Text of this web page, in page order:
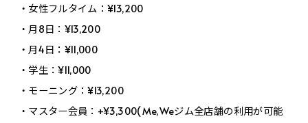
・女性フルタイム：¥13,200
・月8日：¥13,200
・月4日：¥11,000
・学生：¥11,000
・モーニング：¥13,200
・マスター会員：+¥3,300(Me,Weジム全店舗の利用が可能